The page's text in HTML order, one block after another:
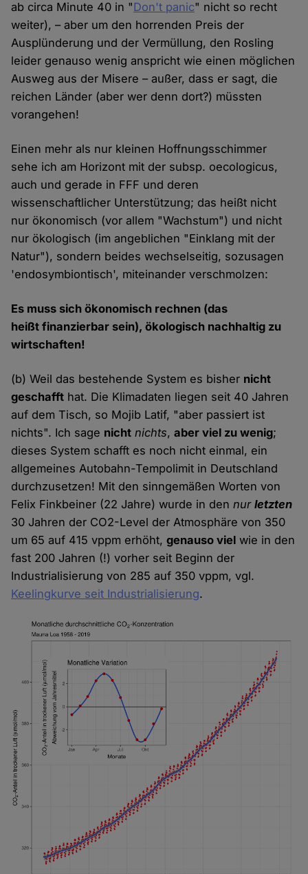
ab circa Minute 40 in "Don't panic" nicht so recht
weiter), – aber um den horrenden Preis der
Ausplünderung und der Vermüllung, den Rosling
leider genauso wenig anspricht wie einen möglichen
Ausweg aus der Misere – außer, dass er sagt, die
reichen Länder (aber wer denn dort?) müssten
vorangehen!
Einen mehr als nur kleinen Hoffnungsschimmer
sehe ich am Horizont mit der subsp. oecologicus,
auch und gerade in FFF und deren
wissenschaftlicher Unterstützung; das heißt nicht
nur ökonomisch (vor allem "Wachstum") und nicht
nur ökologisch (im angeblichen "Einklang mit der
Natur"), sondern beides wechselseitig, sozusagen
'endosymbiontisch', miteinander verschmolzen:
Es muss sich ökonomisch rechnen (das
heißt finanzierbar sein), ökologisch nachhaltig zu
wirtschaften!
(b) Weil das bestehende System es bisher nicht
geschafft hat. Die Klimadaten liegen seit 40 Jahren
auf dem Tisch, so Mojib Latif, "aber passiert ist
nichts". Ich sage nicht nichts,aber viel zu wenig;
dieses System schafft es noch nicht einmal, ein
allgemeines Autobahn-Tempolimit in Deutschland
durchzusetzen! Mit den sinngemäßen Worten von
Felix Finkbeiner (22 Jahre) wurde in dennurletzten
30 Jahren der CO2-Level der Atmosphäre von 350
um 65 auf 415 vppm erhöht,genauso viel wie in den
fast 200 Jahren (!) vorher seit Beginn der
Industrialisierung von 285 auf 350 vppm, vgl.
Keelingkurve seit Industrialisierung.